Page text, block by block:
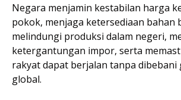
Negara menjamin kestabilan harga
pokok, menjaga ketersediaan bahan
melindungi produksi dalam negeri,
ketergantungan impor, serta
rakyat dapat berjalan tanpa dibebani
global.